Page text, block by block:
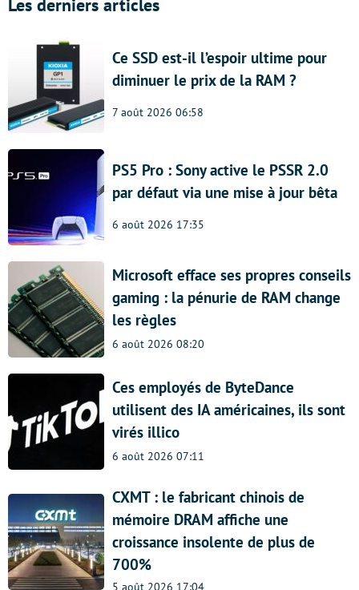
Les derniers articles
Ce SSD est-il l’espoir ultime pour
diminuer le prix de la RAM ?
7 août 2026 06:58
PS5 Pro : Sony active le PSSR 2.0
par défaut via une mise à jour bêta
6 août 2026 17:35
Microsoft efface ses propres conseils
gaming : la pénurie de RAM change
les règles
6 août 2026 08:20
Ces employés de ByteDance
utilisent des IA américaines, ils sont
virés illico
6 août 2026 07:11
CXMT : le fabricant chinois de
mémoire DRAM affiche une
croissance insolente de plus de
700%
5 août 2026 17:04